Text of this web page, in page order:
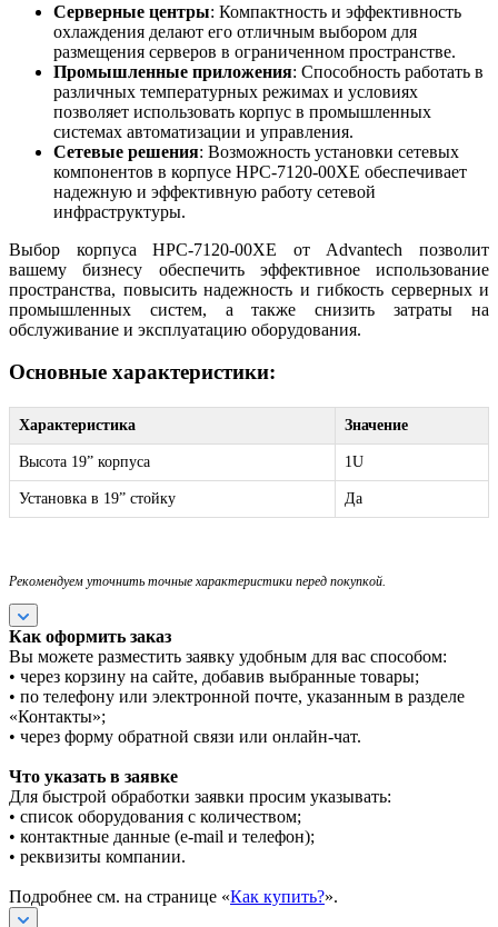
Серверные центры: Компактность и эффективность
охлаждения делают его отличным выбором для
размещения серверов в ограниченном пространстве.
Промышленные приложения: Способность работать в
различных температурных режимах и условиях
позволяет использовать корпус в промышленных
системах автоматизации и управления.
Сетевые решения: Возможность установки сетевых
компонентов в корпусе HPC-7120-00XE обеспечивает
надежную и эффективную работу сетевой
инфраструктуры.
Выбор корпуса HPC-7120-00XE от Advantech позволит
вашему бизнесу обеспечить эффективное использование
пространства, повысить надежность и гибкость серверных и
промышленных систем, а также снизить затраты на
обслуживание и эксплуатацию оборудования.
Основные характеристики:
Характеристика Значение
Высота 19” корпуса 1U
Установка в 19” стойку Да
Рекомендуем уточнить точные характеристики перед покупкой.
Как оформить заказ
Вы можете разместить заявку удобным для вас способом:
• через корзину на сайте, добавив выбранные товары;
• по телефону или электронной почте, указанным в разделе
«Контакты»;
• через форму обратной связи или онлайн-чат.
Что указать в заявке
Для быстрой обработки заявки просим указывать:
• список оборудования с количеством;
• контактные данные (e-mail и телефон);
• реквизиты компании.
Подробнее см. на странице «Как купить?».